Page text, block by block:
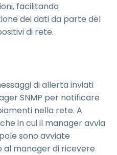
facilitando
dei dati da parte del
di rete.
di allerta inviati
SNMP per notificare
nella rete. A
in cui il manager avvia
sono avviate
manager di ricevere